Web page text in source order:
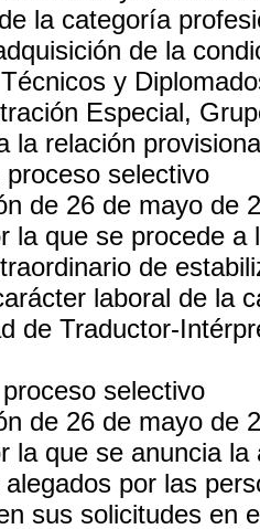
la categoría
de la
y
Especial,
la relación
proceso selectivo
de 26 de mayo de
la que se procede
de
laboral de la
de Traductor-
selectivo
de 26 de mayo de
la que se anuncia
por las
sus solicitudes en